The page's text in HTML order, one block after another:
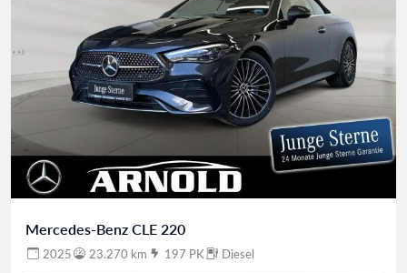
Mercedes-Benz CLE 220
2025 23.270 km 197 PK Diesel